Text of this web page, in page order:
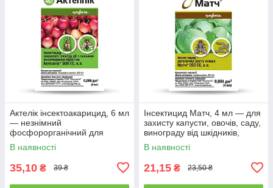
Актелік інсектоакарицид, 6 мл
— незнімний
фосфорорганічний для
знищення шкідників,
Syngenta
В наявності
35,10 ₴ 39 ₴
Інсектицид Матч, 4 мл — для
захисту капусти, овочів, саду,
винограду від шкідників,
В наявності
21,15 ₴ 23,50 ₴